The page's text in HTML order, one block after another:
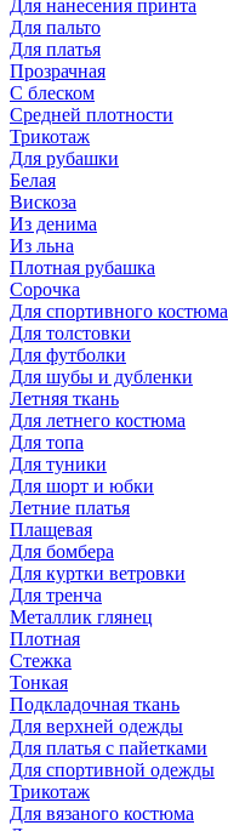
Для нанесения принта
Для пальто
Для платья
Прозрачная
С блеском
Средней плотности
Трикотаж
Для рубашки
Белая
Вискоза
Из денима
Из льна
Плотная рубашка
Сорочка
Для спортивного костюма
Для толстовки
Для футболки
Для шубы и дубленки
Летняя ткань
Для летнего костюма
Для топа
Для туники
Для шорт и юбки
Летние платья
Плащевая
Для бомбера
Для куртки ветровки
Для тренча
Металлик глянец
Плотная
Стежка
Тонкая
Подкладочная ткань
Для верхней одежды
Для платья с пайетками
Для спортивной одежды
Трикотаж
Для вязаного костюма